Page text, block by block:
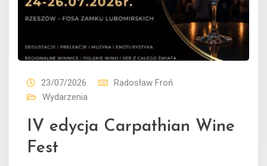
23/07/2026
Radosław Froń
Wydarzenia
IV edycja Carpathian Wine
Fest